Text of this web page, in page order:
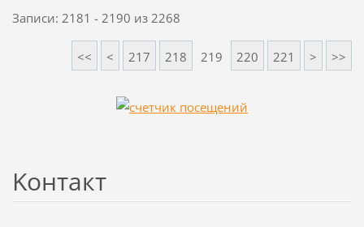
Записи: 2181 - 2190 из 2268
<< < 217 218 219 220 221 > >>
Koнтакт